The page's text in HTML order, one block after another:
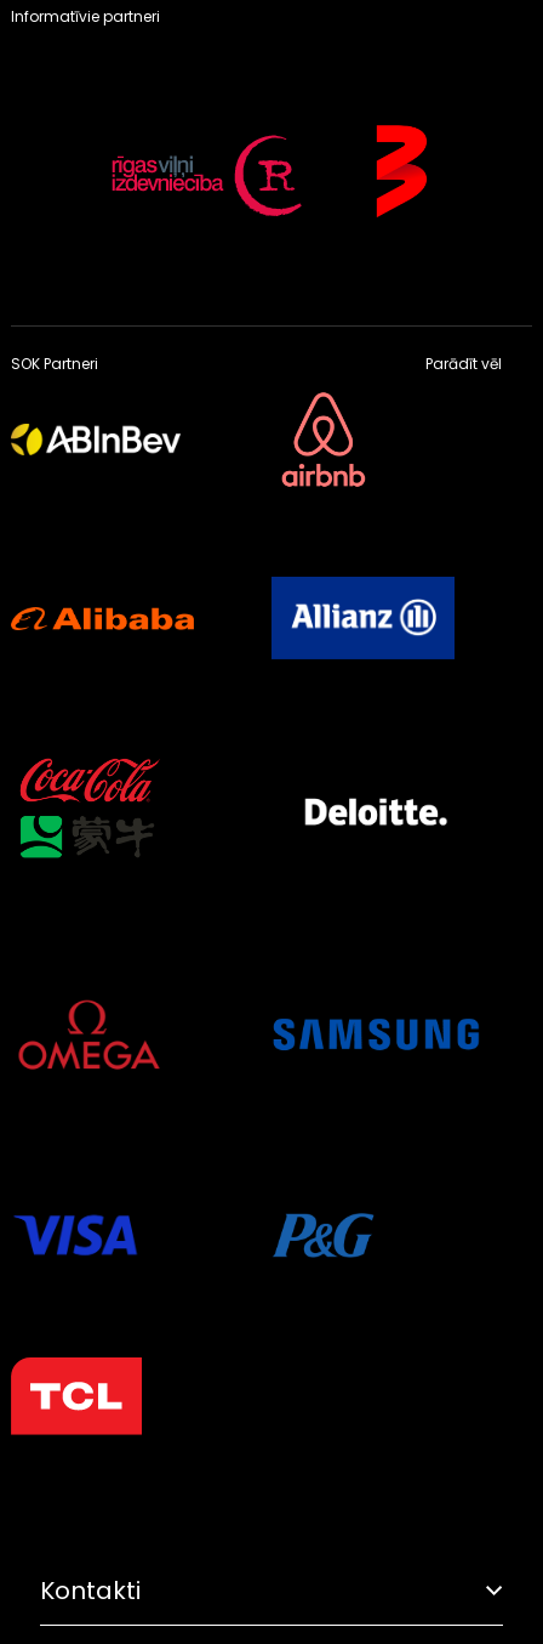
Informatīvie partneri
SOK Partneri Parādīt vēl
Kontakti